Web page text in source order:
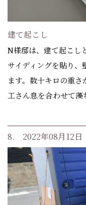
建て起こし
N様邸は、建て起こし
サイディングを貼り
ます。数十キロの重
工さん息を合わせて藻
8. 2022年08月12日